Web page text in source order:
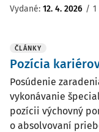
Vydané: 12. 4. 2026 /
ČLÁNKY
Pozícia
Posúdenie
vykonávanie
pozícii výchovný
o absolvovaní